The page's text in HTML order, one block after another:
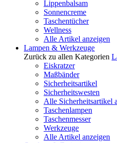
Lippenbalsam
Sonnencreme
Taschentücher
Wellness
Alle Artikel anzeigen
Lampen & Werkzeuge
Zurück zu allen Kategorien
Eiskratzer
Maßbänder
Sicherheitsartikel
Sicherheitswesten
Alle Sicherheitsartikel
Taschenlampen
Taschenmesser
Werkzeuge
Alle Artikel anzeigen